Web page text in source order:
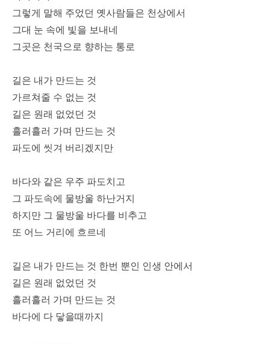
그렇게 말해 주었던 옛사람들은 천상에서
그대 눈 속에 빛을 보내네
그곳은 천국으로 향하는 통로
길은 내가 만드는 것
가르쳐줄 수 없는 것
길은 원래 없었던 것
흘러흘러 가며 만드는 것
파도에 씻겨 버리겠지만
바다와 같은 우주 파도치고
그 파도속에 물방울 하난거지
하지만 그 물방울 바다를 비추고
또 어느 거리에 흐르네
길은 내가 만드는 것 한번 뿐인 인생 안에서
길은 원래 없었던 것
흘러흘러 가며 만드는 것
바다에 다 닿을때까지